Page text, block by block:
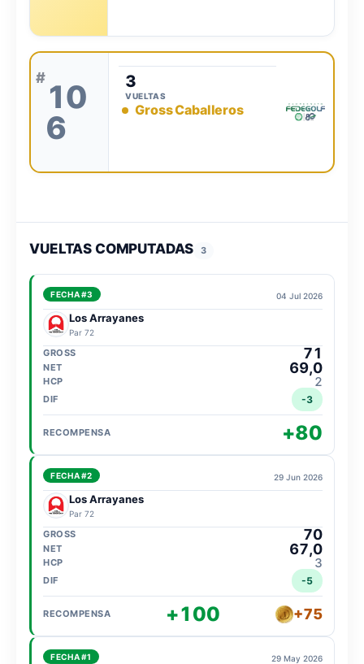
#
10
6
Gross Caballeros
3
VUELTAS
VUELTAS COMPUTADAS 3
FECHA #3 04 Jul 2026
Los Arrayanes
Par 72
71
69,0
2
-3
+80
FECHA #2 29 Jun 2026
Los Arrayanes
Par 72
70
67,0
3
-5
+100 +75
FECHA #1 29 May 2026